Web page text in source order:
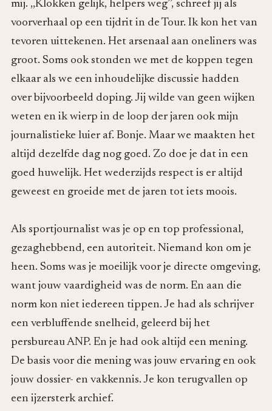
mij. ,,Klokken gelijk, helpers weg’’, schreef jij als
voorverhaal op een tijdrit in de Tour. Ik kon het van
tevoren uittekenen. Het arsenaal aan oneliners was
groot. Soms ook stonden we met de koppen tegen
elkaar als we een inhoudelijke discussie hadden
over bijvoorbeeld doping. Jij wilde van geen wijken
weten en ik wierp in de loop der jaren ook mijn
journalistieke luier af. Bonje. Maar we maakten het
altijd dezelfde dag nog goed. Zo doe je dat in een
goed huwelijk. Het wederzijds respect is er altijd
geweest en groeide met de jaren tot iets moois.
Als sportjournalist was je op en top professional,
gezaghebbend, een autoriteit. Niemand kon om je
heen. Soms was je moeilijk voor je directe omgeving,
want jouw vaardigheid was de norm. En aan die
norm kon niet iedereen tippen. Je had als schrijver
een verbluffende snelheid, geleerd bij het
persbureau ANP. En je had ook altijd een mening.
De basis voor die mening was jouw ervaring en ook
jouw dossier- en vakkennis. Je kon terugvallen op
een ijzersterk archief.